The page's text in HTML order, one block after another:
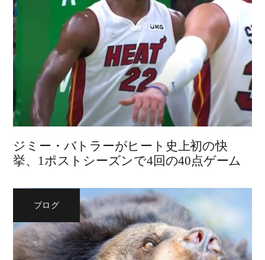
ジミー・バトラーがヒート史上初の快
挙、1ポストシーズンで4回の40点ゲーム
ブログ